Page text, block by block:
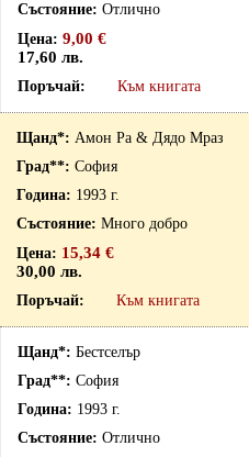
Отлично
9,00 €
17,60 лв.
Към книгата
Амон Ра & Дядо Мраз
София
1993 г.
Много добро
15,34 €
30,00 лв.
Към книгата
Бестселър
София
1993 г.
Отлично